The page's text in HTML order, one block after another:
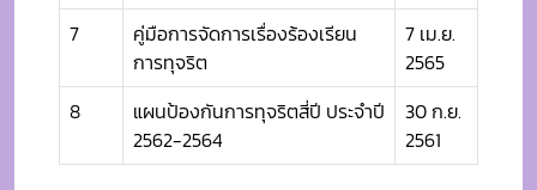
7
คู่มือการจัดการเรื่องร้องเรียน
การทุจริต
7 เม.ย.
2565
8
แผนป้องกันการทุจริตสี่ปี ประจำปี
2562-2564
30 ก.ย.
2561